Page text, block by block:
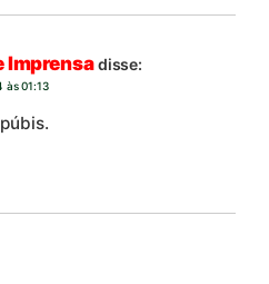
Imprensadisse:
às 01:13